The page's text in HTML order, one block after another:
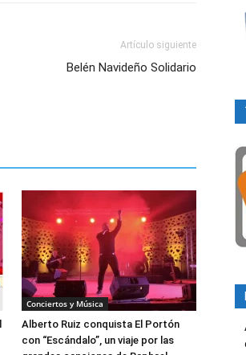
Artículo siguiente
Belén Navideño Solidario
Conciertos y Música
Alberto Ruiz conquista El Portón
con “Escándalo”, un viaje por las